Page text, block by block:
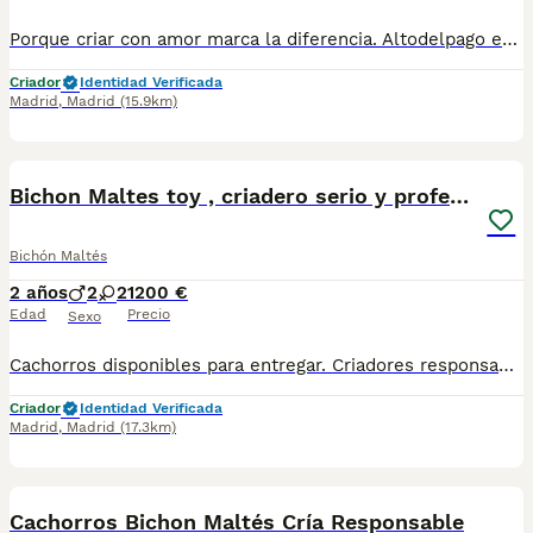
Porque criar con amor marca la diferencia. Altodelpago es un criadero familiar donde cada perro recibe atención individual, socialización desde pequeño y el mejor entorno para desarrollarse. altodelpago.es · tlf 679 67 30 10
Criador
Identidad Verificada
Madrid , Madrid (15.9km)
Bichon Maltes toy , criadero serio y profesional
Bichón Maltés
2 años
Edad
2 2
Sexo
1200 €
Precio
Cachorros disponibles para entregar. Criadores responsables y profesionales. Desconfía de precios económicos , compraventas y demás . En nuestro criadero puedes ver a los ejemplares con sus padres y conocer dónde y cómo los criamos. Es muy importante . WEB altodelpago.es Tlf 679 67 30 10
Criador
Identidad Verificada
Madrid , Madrid (17.3km)
Cachorros Bichon Maltés Cría Responsable